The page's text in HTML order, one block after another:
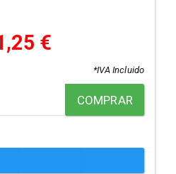
€
*IVA Incluido
COMPRAR